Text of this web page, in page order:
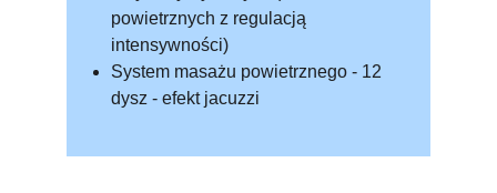
powietrznych z regulacją
intensywności)
System masażu powietrznego - 12
dysz - efekt jacuzzi